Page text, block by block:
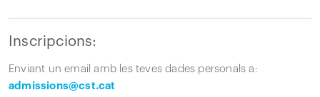
Inscripcions:
Enviant un email amb les teves dades personals a:
admissions@cst.cat